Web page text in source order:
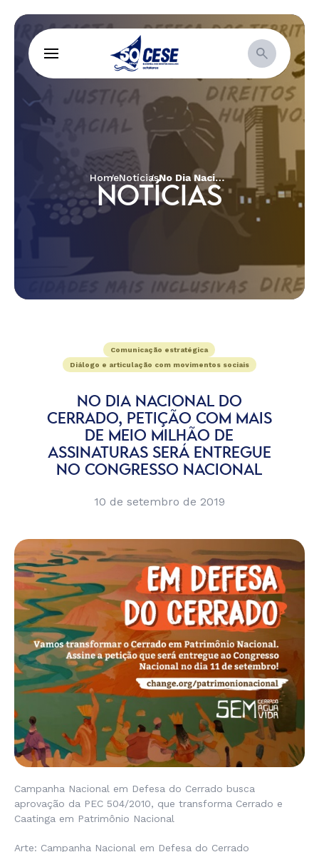
HomeNotícias No Dia Nacional do Cerrado, petição com mais de meio milhão de assinaturas será entregue no Congresso Nacional
NOTÍCIAS
Comunicação estratégica
Diálogo e articulação com movimentos sociais
NO DIA NACIONAL DO
CERRADO, PETIÇÃO COM MAIS
DE MEIO MILHÃO DE
ASSINATURAS SERÁ ENTREGUE
NO CONGRESSO NACIONAL
10 de setembro de 2019
Campanha Nacional em Defesa do Cerrado busca
aprovação da PEC 504/2010, que transforma Cerrado e
Caatinga em Patrimônio Nacional
Arte: Campanha Nacional em Defesa do Cerrado